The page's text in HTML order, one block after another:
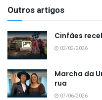
Outros artigos
Cinfães
02/02/2026
Marcha da
rua
07/06/2026